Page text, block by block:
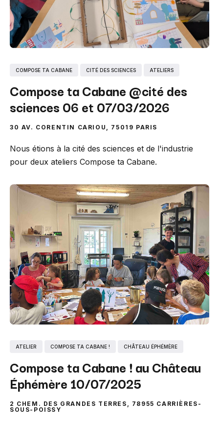
COMPOSE TA CABANE CITÉ DES SCIENCES ATELIERS
Compose ta Cabane @cité des
sciences 06 et 07/03/2026
30 AV. CORENTIN CARIOU, 75019 PARIS
Nous étions à la cité des sciences et de l'industrie
pour deux ateliers Compose ta Cabane.
ATELIER COMPOSE TA CABANE ! CHÂTEAU ÉPHÉMÈRE
Compose ta Cabane ! au Château
Éphémère 10/07/2025
2 CHEM. DES GRANDES TERRES, 78955 CARRIÈRES-
SOUS-POISSY